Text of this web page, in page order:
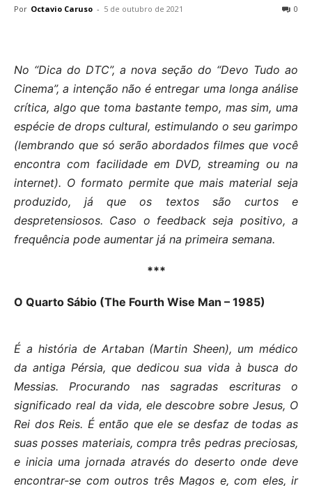
Por Octavio Caruso - 5 de outubro de 2021 0
No “Dica do DTC”, a nova seção do “Devo Tudo ao
Cinema”, a intenção não é entregar uma longa análise
crítica, algo que toma bastante tempo, mas sim, uma
espécie de drops cultural, estimulando o seu garimpo
(lembrando que só serão abordados filmes que você
encontra com facilidade em DVD, streaming ou na
internet). O formato permite que mais material seja
produzido, já que os textos são curtos e
despretensiosos. Caso o feedback seja positivo, a
frequência pode aumentar já na primeira semana.
***
O Quarto Sábio (The Fourth Wise Man – 1985)
É a história de Artaban (Martin Sheen), um médico
da antiga Pérsia, que dedicou sua vida à busca do
Messias. Procurando nas sagradas escrituras o
significado real da vida, ele descobre sobre Jesus, O
Rei dos Reis. É então que ele se desfaz de todas as
suas posses materiais, compra três pedras preciosas,
e inicia uma jornada através do deserto onde deve
encontrar-se com outros três Magos e, com eles, ir